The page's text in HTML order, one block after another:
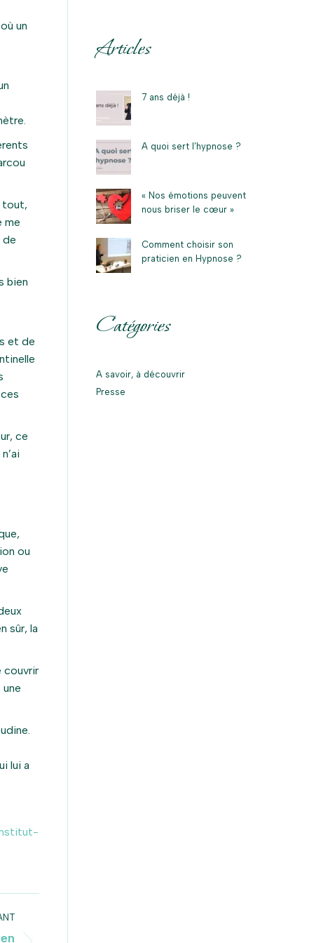
un
tout,
me
de
bien
et de
ce
ou
sûr, la
couvrir
lui a
Articles
7 ans déjà !
A quoi sert l’hypnose ?
« Nos émotions peuvent
nous briser le cœur »
Comment choisir son
praticien en Hypnose ?
Catégories
A savoir, à découvrir
Presse